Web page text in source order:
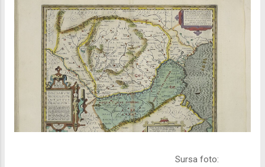
Sursa foto: